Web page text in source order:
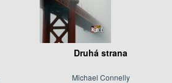
Druhá strana
Michael Connelly